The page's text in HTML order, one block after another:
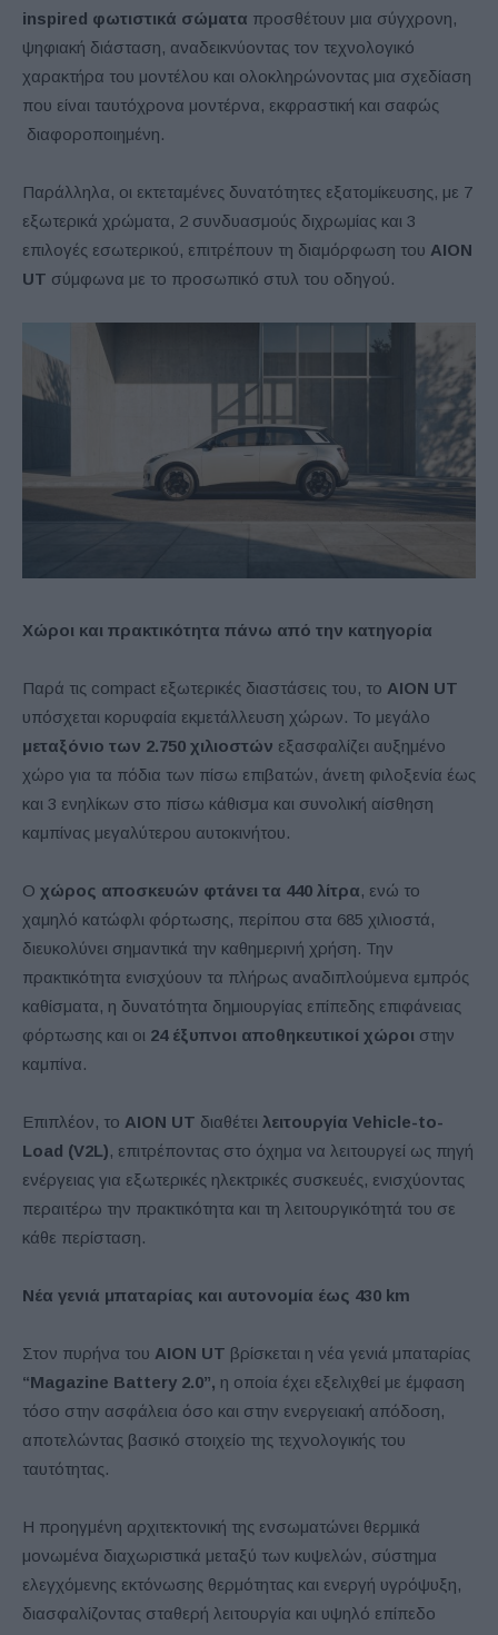
inspired φωτιστικά σώματα προσθέτουν μια σύγχρονη,
ψηφιακή διάσταση, αναδεικνύοντας τον τεχνολογικό
χαρακτήρα του μοντέλου και ολοκληρώνοντας μια σχεδίαση
που είναι ταυτόχρονα μοντέρνα, εκφραστική και σαφώς
διαφοροποιημένη.
Παράλληλα, οι εκτεταμένες δυνατότητες εξατομίκευσης, με 7
εξωτερικά χρώματα, 2 συνδυασμούς διχρωμίας και 3
επιλογές εσωτερικού, επιτρέπουν τη διαμόρφωση του AION
UT σύμφωνα με το προσωπικό στυλ του οδηγού.
Χώροι και πρακτικότητα πάνω από την κατηγορία
Παρά τις compact εξωτερικές διαστάσεις του, το AION UT
υπόσχεται κορυφαία εκμετάλλευση χώρων. Το μεγάλο
μεταξόνιο των 2.750 χιλιοστών εξασφαλίζει αυξημένο
χώρο για τα πόδια των πίσω επιβατών, άνετη φιλοξενία έως
και 3 ενηλίκων στο πίσω κάθισμα και συνολική αίσθηση
καμπίνας μεγαλύτερου αυτοκινήτου.
Ο χώρος αποσκευών φτάνει τα 440 λίτρα, ενώ το
χαμηλό κατώφλι φόρτωσης, περίπου στα 685 χιλιοστά,
διευκολύνει σημαντικά την καθημερινή χρήση. Την
πρακτικότητα ενισχύουν τα πλήρως αναδιπλούμενα εμπρός
καθίσματα, η δυνατότητα δημιουργίας επίπεδης επιφάνειας
φόρτωσης και οι 24 έξυπνοι αποθηκευτικοί χώροι στην
καμπίνα.
Επιπλέον, το AION UT διαθέτει λειτουργία Vehicle-to-
Load (V2L), επιτρέποντας στο όχημα να λειτουργεί ως πηγή
ενέργειας για εξωτερικές ηλεκτρικές συσκευές, ενισχύοντας
περαιτέρω την πρακτικότητα και τη λειτουργικότητά του σε
κάθε περίσταση.
Νέα γενιά μπαταρίας και αυτονομία έως 430 km
Στον πυρήνα του AION UT βρίσκεται η νέα γενιά μπαταρίας
“Magazine Battery 2.0”, η οποία έχει εξελιχθεί με έμφαση
τόσο στην ασφάλεια όσο και στην ενεργειακή απόδοση,
αποτελώντας βασικό στοιχείο της τεχνολογικής του
ταυτότητας.
Η προηγμένη αρχιτεκτονική της ενσωματώνει θερμικά
μονωμένα διαχωριστικά μεταξύ των κυψελών, σύστημα
ελεγχόμενης εκτόνωσης θερμότητας και ενεργή υγρόψυξη,
διασφαλίζοντας σταθερή λειτουργία και υψηλό επίπεδο